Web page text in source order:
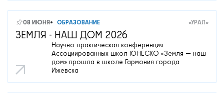
08 ИЮНЯ ОБРАЗОВАНИЕ «УРАЛ»
ЗЕМЛЯ - НАШ ДОМ 2026
Научно-практическая конференция
Ассоциированных школ ЮНЕСКО «Земля — наш
дом» прошла в школе Гармония города
Ижевска